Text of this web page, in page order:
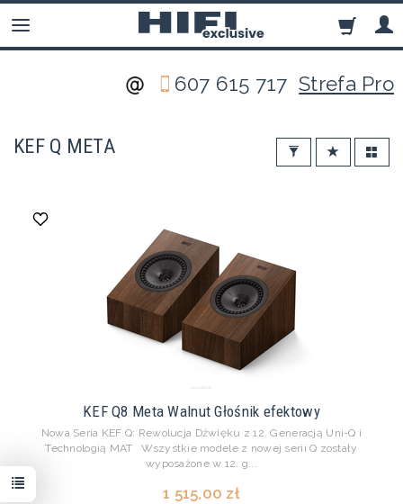
607 615 717Strefa Pro
KEF Q META
KEF Q8 Meta Walnut Głośnik efektowy
Nowa Seria KEF Q: Rewolucja Dźwięku z 12. Generacją Uni-Q i
Technologią MAT Wszystkie modele z nowej serii Q zostały
wyposażone w 12. g...
1 515,00 zł